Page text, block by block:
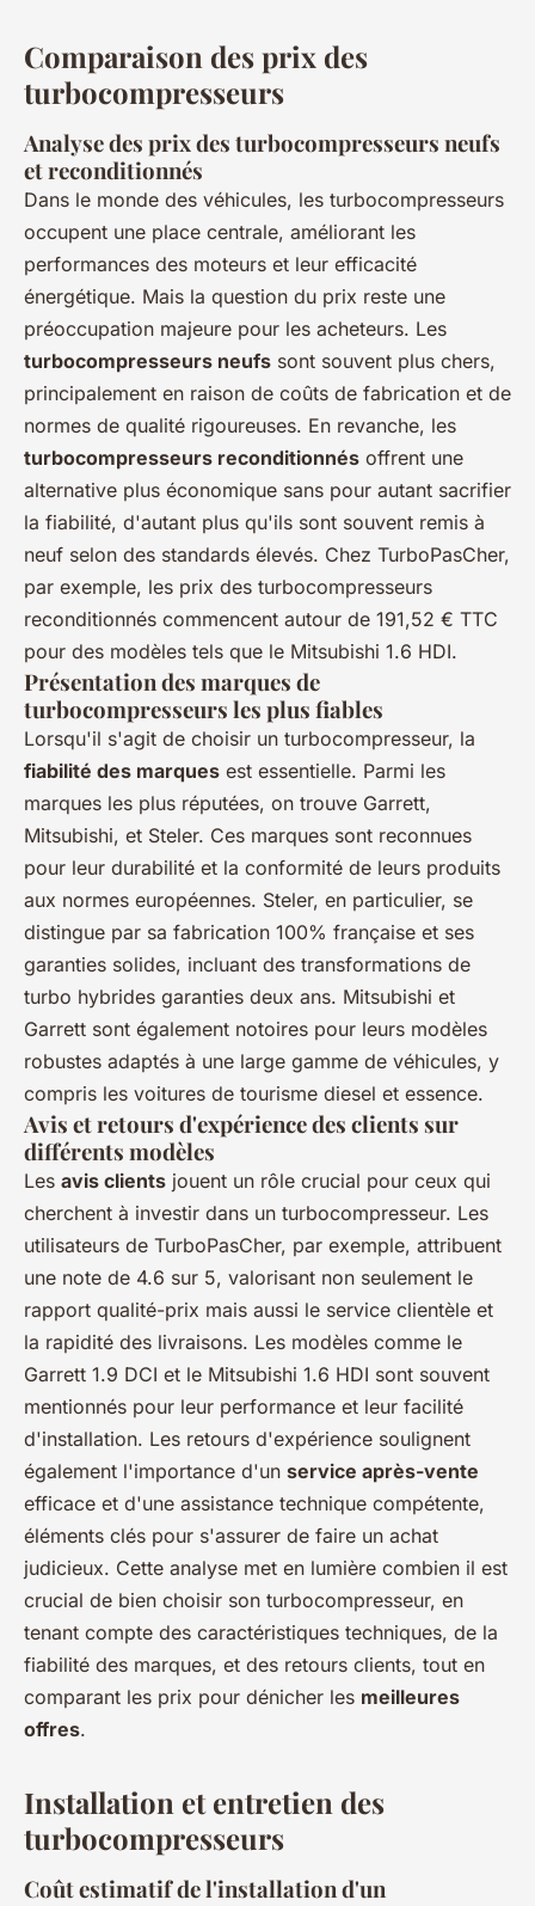
Comparaison des prix des
turbocompresseurs
Analyse des prix des turbocompresseurs neufs
et reconditionnés
Dans le monde des véhicules, les turbocompresseurs
occupent une place centrale, améliorant les
performances des moteurs et leur efficacité
énergétique. Mais la question du prix reste une
préoccupation majeure pour les acheteurs. Les
turbocompresseurs neufs sont souvent plus chers,
principalement en raison de coûts de fabrication et de
normes de qualité rigoureuses. En revanche, les
turbocompresseurs reconditionnés offrent une
alternative plus économique sans pour autant sacrifier
la fiabilité, d'autant plus qu'ils sont souvent remis à
neuf selon des standards élevés. Chez TurboPasCher,
par exemple, les prix des turbocompresseurs
reconditionnés commencent autour de 191,52 € TTC
pour des modèles tels que le Mitsubishi 1.6 HDI.
Présentation des marques de
turbocompresseurs les plus fiables
Lorsqu'il s'agit de choisir un turbocompresseur, la
fiabilité des marques est essentielle. Parmi les
marques les plus réputées, on trouve Garrett,
Mitsubishi, et Steler. Ces marques sont reconnues
pour leur durabilité et la conformité de leurs produits
aux normes européennes. Steler, en particulier, se
distingue par sa fabrication 100% française et ses
garanties solides, incluant des transformations de
turbo hybrides garanties deux ans. Mitsubishi et
Garrett sont également notoires pour leurs modèles
robustes adaptés à une large gamme de véhicules, y
compris les voitures de tourisme diesel et essence.
Avis et retours d'expérience des clients sur
différents modèles
Les avis clients jouent un rôle crucial pour ceux qui
cherchent à investir dans un turbocompresseur. Les
utilisateurs de TurboPasCher, par exemple, attribuent
une note de 4.6 sur 5, valorisant non seulement le
rapport qualité-prix mais aussi le service clientèle et
la rapidité des livraisons. Les modèles comme le
Garrett 1.9 DCI et le Mitsubishi 1.6 HDI sont souvent
mentionnés pour leur performance et leur facilité
d'installation. Les retours d'expérience soulignent
également l'importance d'un service après-vente
efficace et d'une assistance technique compétente,
éléments clés pour s'assurer de faire un achat
judicieux. Cette analyse met en lumière combien il est
crucial de bien choisir son turbocompresseur, en
tenant compte des caractéristiques techniques, de la
fiabilité des marques, et des retours clients, tout en
comparant les prix pour dénicher les meilleures
offres.
Installation et entretien des
turbocompresseurs
Coût estimatif de l'installation d'un